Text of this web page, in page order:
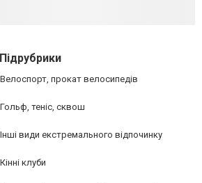
Підрубрики
Велоспорт, прокат велосипедів
Гольф, теніс, сквош
Інші види екстремального відпочинку
Кінні клуби